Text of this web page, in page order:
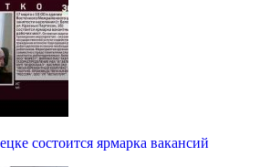
состоится ярмарка вакансий